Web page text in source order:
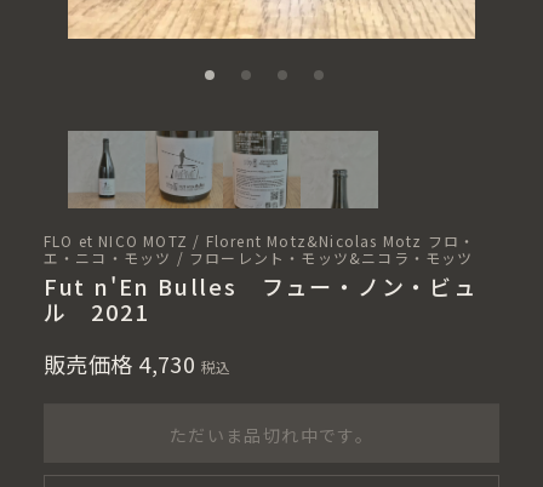
FLO et NICO MOTZ / Florent Motz&Nicolas Motz フロ・
エ・ニコ・モッツ / フローレント・モッツ&ニコラ・モッツ
Fut n'En Bulles フュー・ノン・ビュ
ル 2021
販売価格 4,730 税込
ただいま品切れ中です。